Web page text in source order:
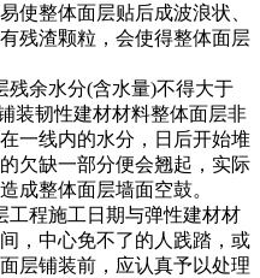
使整体面层贴后成波浪状、
残渣颗粒，会使得整体面层
残余水分(含水量)不得大于
装韧性建材材料整体面层非
一线内的水分，日后开始堆
欠缺一部分便会翘起，实际
成整体面层墙面空鼓。
工程施工日期与弹性建材材
，中心免不了的人践踏，或
层铺装前，应认真予以处理